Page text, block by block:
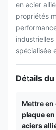
en acier
propriétés
spécialisée
Détails
Mettre en
plaque
aciers